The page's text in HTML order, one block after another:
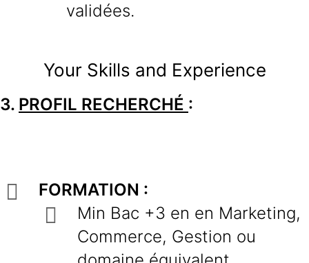
validées.
Your Skills and Experience
3. PROFIL RECHERCHÉ :
FORMATION :
Min Bac +3 en en Marketing,
Commerce, Gestion ou